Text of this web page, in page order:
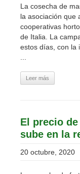
La cosecha de
la asociación que
cooperativas
de Italia. La
estos días, con la
Leer más
El precio
sube en la
20 octubre, 2020